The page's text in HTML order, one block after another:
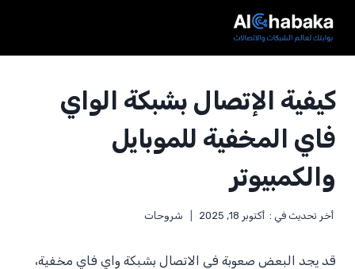
المحتوى
كيفية الإتصال بشبكة الواي
فاي المخفية للموبايل
والكمبيوتر
أخر تحديث في :أكتوبر 18, 2025 شروحات
قد يجد البعض صعوبة في الاتصال بشبكة واي فاي مخفية،